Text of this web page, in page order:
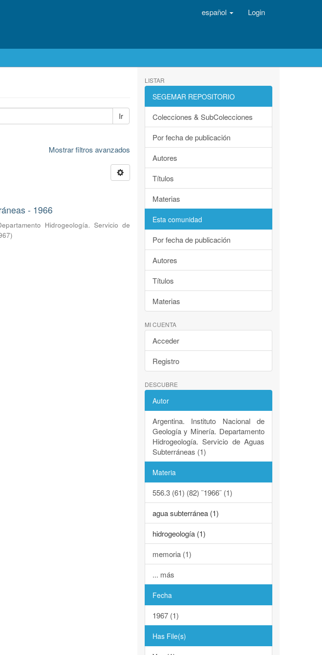
español Login
Ir
Mostrar filtros avanzados
- 1966
Hidrogeología. Servicio de
)
LISTAR
SEGEMAR REPOSITORIO
Colecciones & SubColecciones
Por fecha de publicación
Autores
Títulos
Materias
Esta comunidad
Por fecha de publicación
Autores
Títulos
Materias
MI CUENTA
Acceder
Registro
DESCUBRE
Autor
Argentina. Instituto Nacional de
Geología y Minería. Departamento
Hidrogeología. Servicio de Aguas
Subterráneas (1)
Materia
556.3 (61) (82) ¨1966¨ (1)
agua subterránea (1)
hidrogeología (1)
memoria (1)
... más
Fecha
1967 (1)
Has File(s)